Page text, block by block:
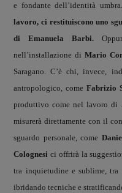
e fondante dell’identità
lavoro, ci restituiscono uno
di Emanuela Barbi.
nell’installazione diMario
Saragano. C’è chi, invece,
antropologico, comeFabrizio
produttivo come nel lavoro di
misurerà direttamente con il
sguardo personale, come
Colognesi ci offrirà la
tra inquietudine e sublime,
ibridando tecniche e